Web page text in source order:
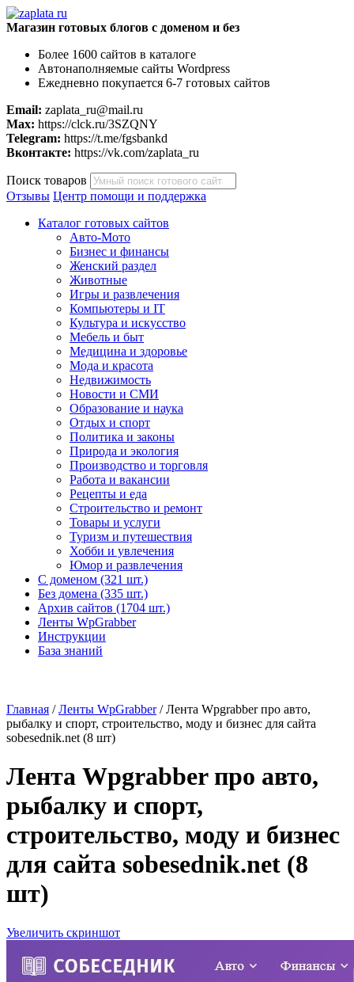
Магазин готовых блогов с доменом и без
Более 1600 сайтов в каталоге
Автонаполняемые сайты Wordpress
Ежедневно покупается 6-7 готовых сайтов
Email: zaplata_ru@mail.ru
Max: https://clck.ru/3SZQNY
Telegram: https://t.me/fgsbankd
Вконтакте: https://vk.com/zaplata_ru
Поиск товаров
Отзывы Центр помощи и поддержка
Каталог готовых сайтов
Авто-Мото
Бизнес и финансы
Женский раздел
Животные
Игры и развлечения
Компьютеры и IT
Культура и искусство
Мебель и быт
Медицина и здоровье
Мода и красота
Недвижимость
Новости и СМИ
Образование и наука
Отдых и спорт
Политика и законы
Природа и экология
Производство и торговля
Работа и вакансии
Рецепты и еда
Строительство и ремонт
Товары и услуги
Туризм и путешествия
Хобби и увлечения
Юмор и развлечения
С доменом (321 шт.)
Без домена (335 шт.)
Архив сайтов (1704 шт.)
Ленты WpGrabber
Инструкции
База знаний
Главная /Ленты WpGrabber/ Лента Wpgrabber про авто,
рыбалку и спорт, строительство, моду и бизнес для сайта
sobesednik.net (8 шт)
Лента Wpgrabber про авто,
рыбалку и спорт,
строительство, моду и бизнес
для сайта sobesednik.net (8
шт)
Увеличить скриншот